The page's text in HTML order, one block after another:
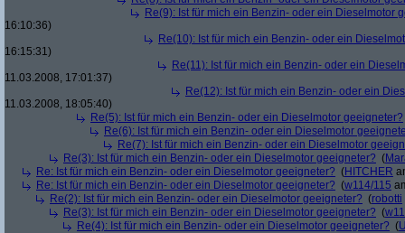
Re(9): Ist für mich ein Benzin- oder ein Dieselmotor
16:10:36)
Re(10): Ist für mich ein Benzin- oder ein
16:15:31)
Re(11): Ist für mich ein Benzin- oder ein
11.03.2008, 17:01:37)
Re(12): Ist für mich ein Benzin- oder ein
11.03.2008, 18:05:40)
Re(5): Ist für mich ein Benzin- oder ein Dieselmotor geeigneter?
Re(6): Ist für mich ein Benzin- oder ein Dieselmotor
Re(7): Ist für mich ein Benzin- oder ein Dieselmotor
Re(3): Ist für mich ein Benzin- oder ein Dieselmotor geeigneter? (
Re: Ist für mich ein Benzin- oder ein Dieselmotor geeigneter? (HITCHER
Re: Ist für mich ein Benzin- oder ein Dieselmotor geeigneter? (w114/115
Re(2): Ist für mich ein Benzin- oder ein Dieselmotor geeigneter? (robotti
Re(3): Ist für mich ein Benzin- oder ein Dieselmotor geeigneter? (
Re(4): Ist für mich ein Benzin- oder ein Dieselmotor geeigneter? (